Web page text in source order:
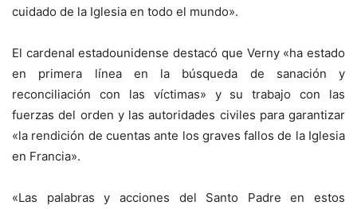
cuidado de la Iglesia en todo el mundo».
El cardenal estadounidense destacó que Verny «ha estado
en primera línea en la búsqueda de sanación y
reconciliación con las víctimas» y su trabajo con las
fuerzas del orden y las autoridades civiles para garantizar
«la rendición de cuentas ante los graves fallos de la Iglesia
en Francia».
«Las palabras y acciones del Santo Padre en estos